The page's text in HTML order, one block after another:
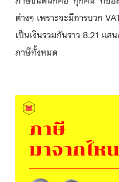
ต่างๆ เพราะจะมีการบวก
เป็นเงินรวมกันราว 8.21 แส
ภาษีทั้งหมด